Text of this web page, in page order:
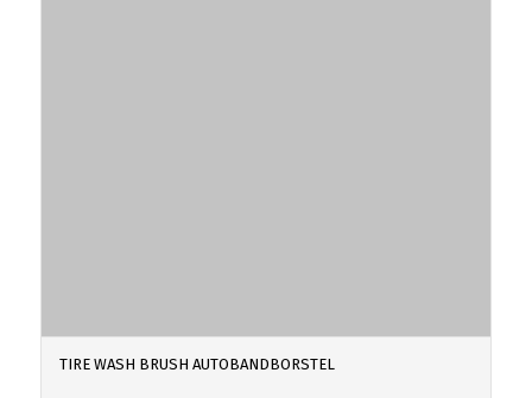
TIRE WASH BRUSH AUTOBANDBORSTEL